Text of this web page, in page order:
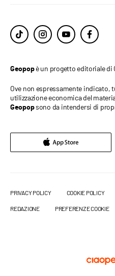
Geopopè un progetto editoriale di
Ove non espressamente
utilizzazione economica del
Geopopsono da intendersi di
PRIVACY POLICY COOKIE POLICY
REDAZIONE PREFERENZE COOKIE